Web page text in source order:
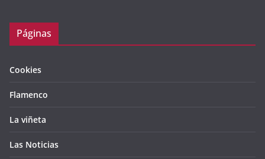
Páginas
Cookies
Flamenco
La viñeta
Las Noticias